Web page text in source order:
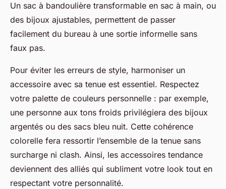
Un sac à bandoulière transformable en sac à main, ou
des bijoux ajustables, permettent de passer
facilement du bureau à une sortie informelle sans
faux pas.
Pour éviter les erreurs de style, harmoniser un
accessoire avec sa tenue est essentiel. Respectez
votre palette de couleurs personnelle : par exemple,
une personne aux tons froids privilégiera des bijoux
argentés ou des sacs bleu nuit. Cette cohérence
colorelle fera ressortir l’ensemble de la tenue sans
surcharge ni clash. Ainsi, les accessoires tendance
deviennent des alliés qui subliment votre look tout en
respectant votre personnalité.